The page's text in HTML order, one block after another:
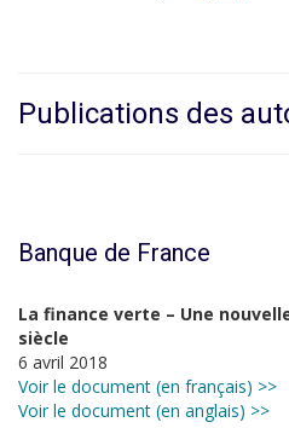
Publications des
Banque de France
La finance verte – Une
siècle
6 avril 2018
Voir le document (en français) >>
Voir le document (en anglais) >>